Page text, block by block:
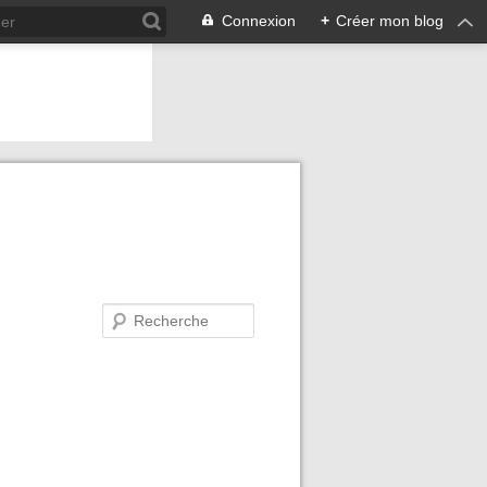
Connexion + Créer mon blog